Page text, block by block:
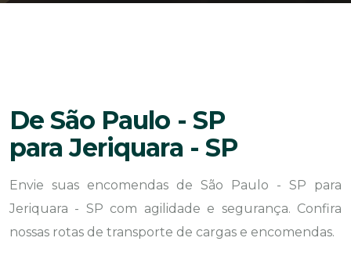
De São Paulo - SP
para Jeriquara - SP
Envie suas encomendas de São Paulo - SP para
Jeriquara - SP com agilidade e segurança. Confira
nossas rotas de transporte de cargas e encomendas.